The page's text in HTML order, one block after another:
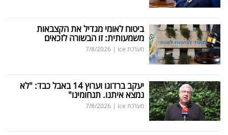
ביטוח לאומי מגדיל את הקצבאות
משמעותית: זו הבשורה לזכאים
מערכת ice |
7/8/2026
יעקב ברדוגו וערוץ 14 באבל כבד: "לא
נמצא איתנו. תנחומינו"
מערכת ice |
7/8/2026